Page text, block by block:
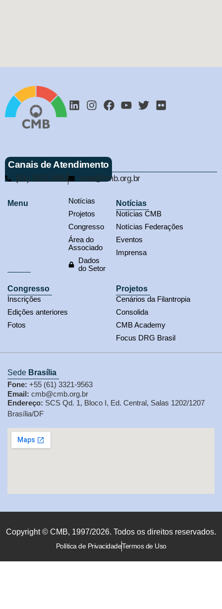
Canais de Atendimento
(61) 3321-9563 cmb@cmb.org.br
Menu
Notícias
Projetos
Congresso
Área do
Associado
Dados
do Setor
Notícias
Notícias CMB
Notícias Federações
Eventos
Imprensa
Congresso
Inscrições
Edições anteriores
Fotos
Projetos
Cenários da Filantropia
Consolida
CMB Academy
Focus DRG Brasil
Sede Brasília
Fone: +55 (61) 3321-9563
Email: cmb@cmb.org.br
Endereço: SCS Qd. 1, Bloco I, Ed. Central, Salas 1202/1207
Brasília/DF
Copyright © CMB, 1997/2026. Todos os direitos reservados.
Política de PrivacidadeTermos de Uso